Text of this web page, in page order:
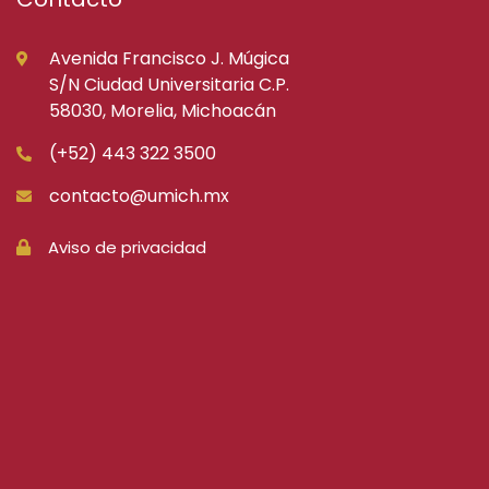
Avenida Francisco J. Múgica
S/N Ciudad Universitaria C.P.
58030, Morelia, Michoacán
(+52) 443 322 3500
contacto@umich.mx
Aviso de privacidad